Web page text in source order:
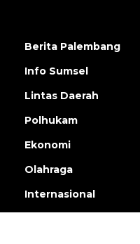
Berita Palembang
Info Sumsel
Lintas Daerah
Polhukam
Ekonomi
Olahraga
Internasional